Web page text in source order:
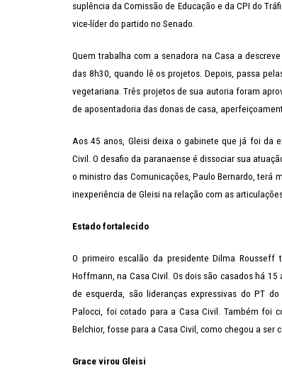
suplência da Comissão de Educação e da CPI do
vice-líder do partido no Senado.
Quem trabalha com a senadora na Casa a
das 8h30, quando lê os projetos. Depois, passa
vegetariana. Três projetos de sua autoria foram
de aposentadoria das donas de casa,
Aos 45 anos, Gleisi deixa o gabinete que já foi da
Civil. O desafio da paranaense é dissociar sua
o ministro das Comunicações, Paulo Bernardo, terá
inexperiência de Gleisi na relação com as
Estado fortalecido
O primeiro escalão da presidente Dilma Rousseff
Hoffmann, na Casa Civil. Os dois são casados há
de esquerda, são lideranças expressivas do PT
Palocci, foi cotado para a Casa Civil. Também foi
Belchior, fosse para a Casa Civil, como chegou a ser
Grace virou Gleisi